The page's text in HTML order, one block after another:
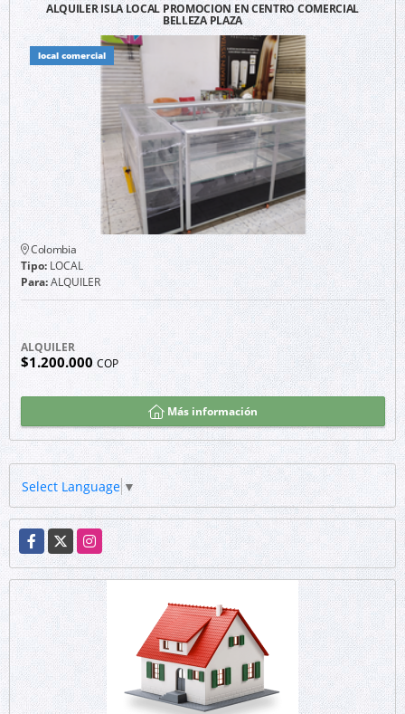
ALQUILER ISLA LOCAL PROMOCION EN CENTRO COMERCIAL
BELLEZA PLAZA
local comercial
Colombia
Tipo:LOCAL
Para:ALQUILER
ALQUILER
$1.200.000 COP
Más información
Select Language ▼
Facebook
X Instagram